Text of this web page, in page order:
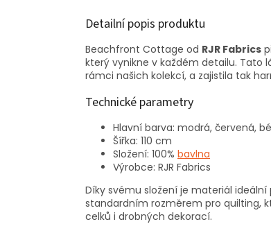
Detailní popis produktu
Beachfront Cottage od RJR Fabrics
který vynikne v každém detailu. Tato
rámci našich kolekcí, a zajistila tak
Technické parametry
Hlavní barva: modrá, červená,
Šířka: 110 cm
Složení: 100% bavlna
Výrobce: RJR Fabrics
Díky svému složení je materiál
standardním rozměrem pro quilting,
celků i drobných dekorací.